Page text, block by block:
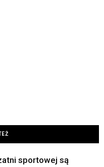
sportowej są